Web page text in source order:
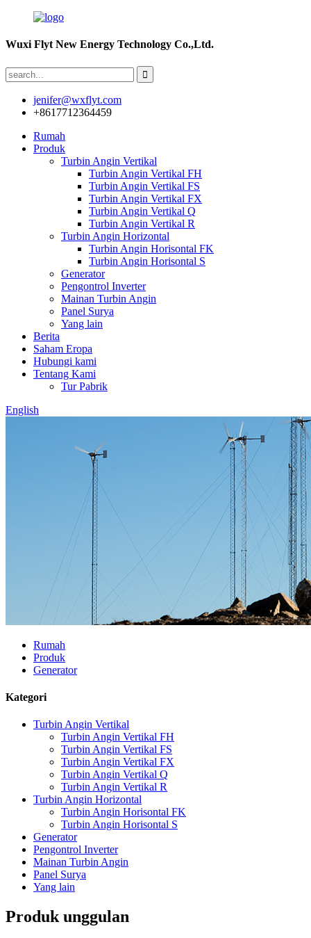
Wuxi Flyt New Energy Technology Co.,Ltd.
jenifer@wxflyt.com
+8617712364459
Rumah
Produk
Turbin Angin Vertikal
Turbin Angin Vertikal FH
Turbin Angin Vertikal FS
Turbin Angin Vertikal FX
Turbin Angin Vertikal Q
Turbin Angin Vertikal R
Turbin Angin Horizontal
Turbin Angin Horisontal FK
Turbin Angin Horisontal S
Generator
Pengontrol Inverter
Mainan Turbin Angin
Panel Surya
Yang lain
Berita
Saham Eropa
Hubungi kami
Tentang Kami
Tur Pabrik
English
Rumah
Produk
Generator
Kategori
Turbin Angin Vertikal
Turbin Angin Vertikal FH
Turbin Angin Vertikal FS
Turbin Angin Vertikal FX
Turbin Angin Vertikal Q
Turbin Angin Vertikal R
Turbin Angin Horizontal
Turbin Angin Horisontal FK
Turbin Angin Horisontal S
Generator
Pengontrol Inverter
Mainan Turbin Angin
Panel Surya
Yang lain
Produk unggulan